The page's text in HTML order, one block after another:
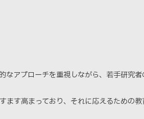
アプローチを重視しながら、若手研究
す高まっており、それに応えるための教